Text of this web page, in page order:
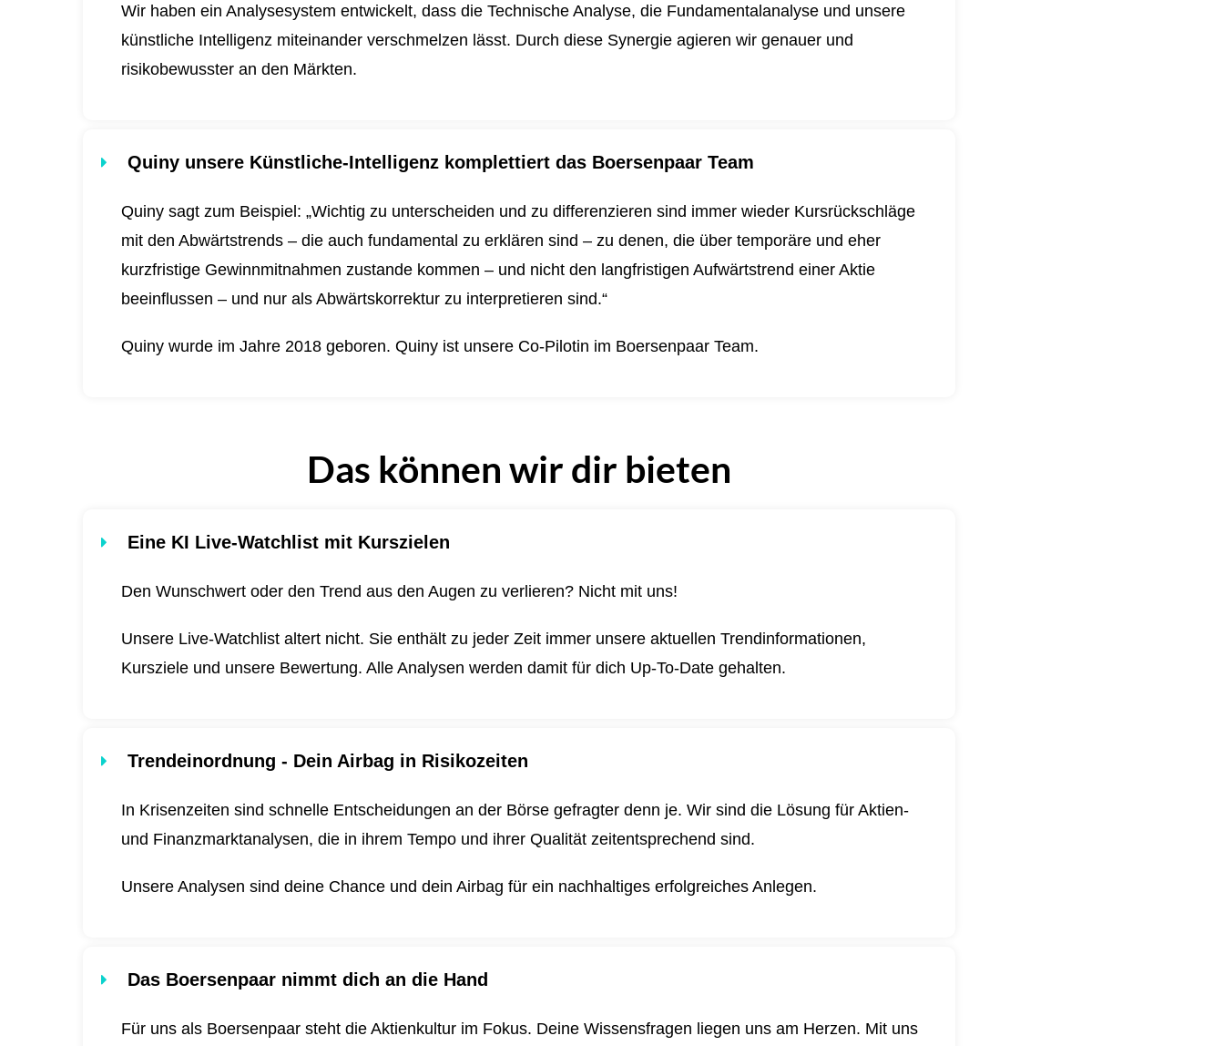
Wir haben ein Analysesystem entwickelt, dass die Technische Analyse, die Fundamentalanalyse und unsere
künstliche Intelligenz miteinander verschmelzen lässt. Durch diese Synergie agieren wir genauer und
risikobewusster an den Märkten.
Quiny unsere Künstliche-Intelligenz komplettiert das Boersenpaar Team
Quiny sagt zum Beispiel: „Wichtig zu unterscheiden und zu differenzieren sind immer wieder Kursrückschläge
mit den Abwärtstrends – die auch fundamental zu erklären sind – zu denen, die über temporäre und eher
kurzfristige Gewinnmitnahmen zustande kommen – und nicht den langfristigen Aufwärtstrend einer Aktie
beeinflussen – und nur als Abwärtskorrektur zu interpretieren sind.“
Quiny wurde im Jahre 2018 geboren.Quiny ist unsere Co-Pilotin im Boersenpaar Team.
Das können wir dir bieten
Eine KI Live-Watchlist mit Kurszielen
Den Wunschwert oder den Trend aus den Augen zu verlieren? Nicht mit uns!
Unsere Live-Watchlist altert nicht. Sie enthält zu jeder Zeit immer unsere aktuellen Trendinformationen,
Kursziele und unsere Bewertung. Alle Analysen werden damit für dich Up-To-Date gehalten.
Trendeinordnung - Dein Airbag in Risikozeiten
In Krisenzeiten sind schnelle Entscheidungen an der Börse gefragter denn je. Wir sind die Lösung für Aktien-
und Finanzmarktanalysen, die in ihrem Tempo und ihrer Qualität zeitentsprechend sind.
Unsere Analysen sind deine Chance und dein Airbag für ein nachhaltiges erfolgreiches Anlegen.
Das Boersenpaar nimmt dich an die Hand
Für uns als Boersenpaar steht die Aktienkultur im Fokus. Deine Wissensfragen liegen uns am Herzen. Mit uns